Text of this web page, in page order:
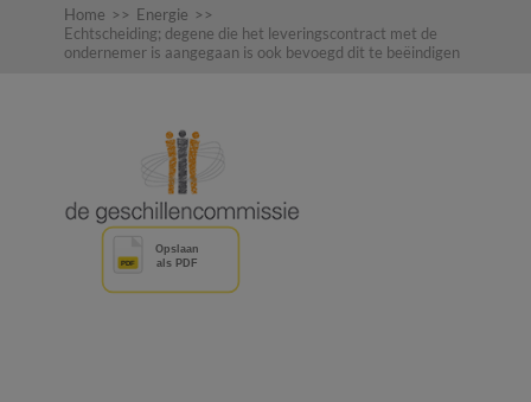
Home >> Energie >>
Echtscheiding; degene die het leveringscontract met de
ondernemer is aangegaan is ook bevoegd dit te beëindigen